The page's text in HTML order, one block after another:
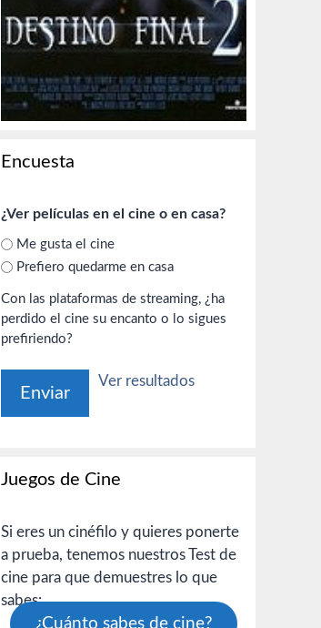
Encuesta
¿Ver películas en el cine o en casa?
Me gusta el cine
Prefiero quedarme en casa
Con las plataformas de streaming, ¿ha
perdido el cine su encanto o lo sigues
prefiriendo?
Ver resultados
Juegos de Cine
Si eres un cinéfilo y quieres ponerte
a prueba, tenemos nuestros Test de
cine para que demuestres lo que
sabes:
¿Cuánto sabes de cine?